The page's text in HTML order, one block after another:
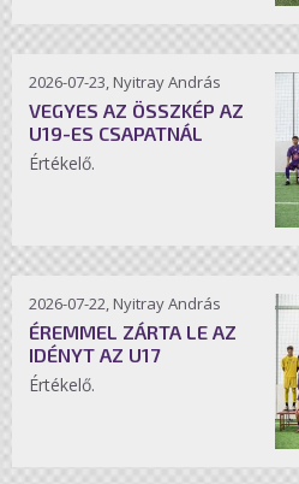
2026-07-23, Nyitray András
VEGYES AZ ÖSSZKÉP AZ
U19-ES CSAPATNÁL
Értékelő.
2026-07-22, Nyitray András
ÉREMMEL ZÁRTA LE AZ
IDÉNYT AZ U17
Értékelő.